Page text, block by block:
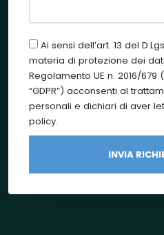
Ai sensi dell’art. 13 del
materia di protezione dei
Regolamento UE n. 2016/
“GDPR”) acconsenti al
personali e dichiari di aver
policy.
INVIA